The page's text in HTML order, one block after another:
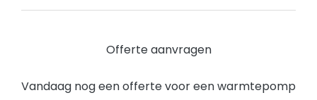
Offerte aanvragen
Vandaag nog een offerte voor een warmtepomp